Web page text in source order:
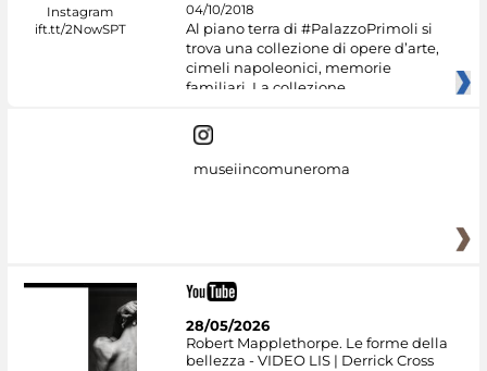
04/10/2018
Al piano terra di #PalazzoPrimoli si
trova una collezione di opere d’arte,
cimeli napoleonici, memorie
familiari. La collezione
museiincomuneroma
28/05/2026
Robert Mapplethorpe. Le forme della
bellezza - VIDEO LIS | Derrick Cross